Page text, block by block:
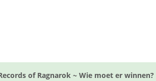
of Ragnarok ~ Wie moet er winnen?